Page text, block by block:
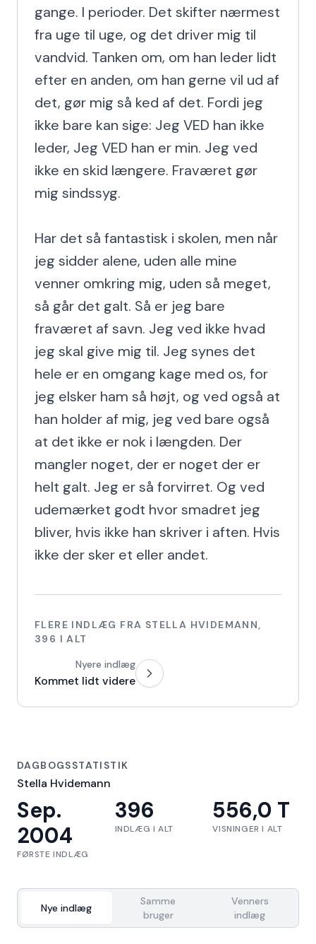
gange. I perioder. Det skifter nærmest
fra uge til uge, og det driver mig til
vandvid. Tanken om, om han leder lidt
efter en anden, om han gerne vil ud af
det, gør mig så ked af det. Fordi jeg
ikke bare kan sige: Jeg VED han ikke
leder, Jeg VED han er min. Jeg ved
ikke en skid længere. Fraværet gør
mig sindssyg.
Har det så fantastisk i skolen, men når
jeg sidder alene, uden alle mine
venner omkring mig, uden så meget,
så går det galt. Så er jeg bare
fraværet af savn. Jeg ved ikke hvad
jeg skal give mig til. Jeg synes det
hele er en omgang kage med os, for
jeg elsker ham så højt, og ved også at
han holder af mig, jeg ved bare også
at det ikke er nok i længden. Der
mangler noget, der er noget der er
helt galt. Jeg er så forvirret. Og ved
udemærket godt hvor smadret jeg
bliver, hvis ikke han skriver i aften. Hvis
ikke der sker et eller andet.
FLERE INDLÆG FRA STELLA HVIDEMANN,
396 I ALT
Nyere indlæg
Kommet lidt videre
DAGBOGSSTATISTIK
Stella Hvidemann
Sep.
2004
FØRSTE INDLÆG
396
INDLÆG I ALT
556,0 T
VISNINGER I ALT
Nye indlæg
Samme
bruger
Venners
indlæg